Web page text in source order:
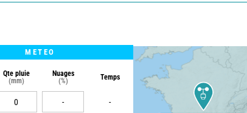
METEO
Qte pluie
(mm)
Nuages
(%)
Temps
0 - -